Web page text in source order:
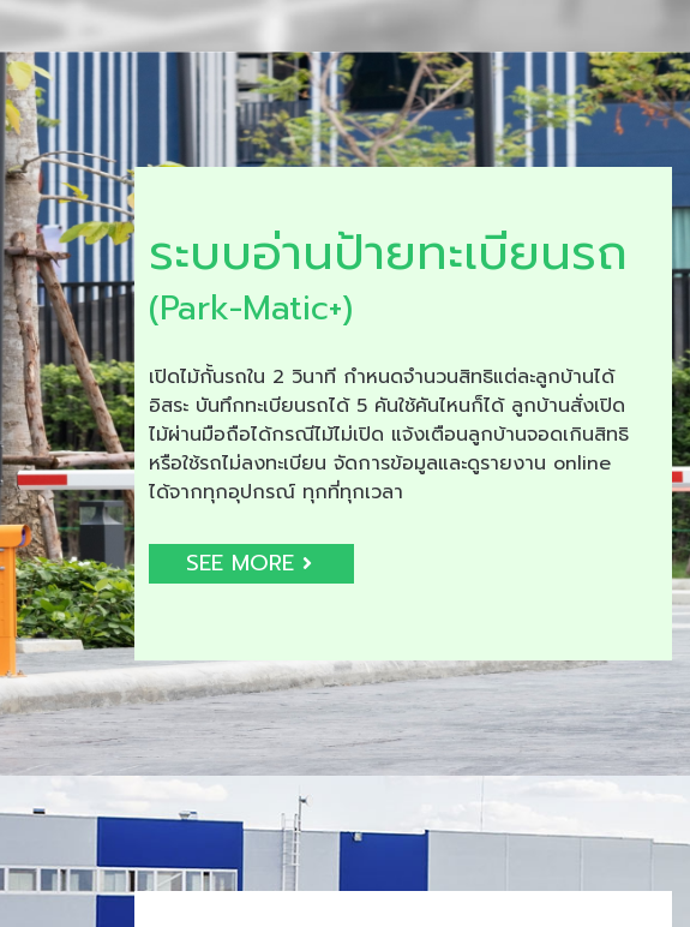
ระบบอ่านป้ายทะเบียนรถ
(Park-Matic+)
เปิดไม้กั้นรถใน 2 วินาที กำหนดจำนวนสิทธิแต่ละลูกบ้านได้
อิสระ บันทึกทะเบียนรถได้ 5 คันใช้คันไหนก็ได้ ลูกบ้านสั่งเปิด
ไม้ผ่านมือถือได้กรณีไม้ไม่เปิด แจ้งเตือนลูกบ้านจอดเกินสิทธิ
หรือใช้รถไม่ลงทะเบียน จัดการข้อมูลและดูรายงาน online
ได้จากทุกอุปกรณ์ ทุกที่ทุกเวลา
SEE MORE